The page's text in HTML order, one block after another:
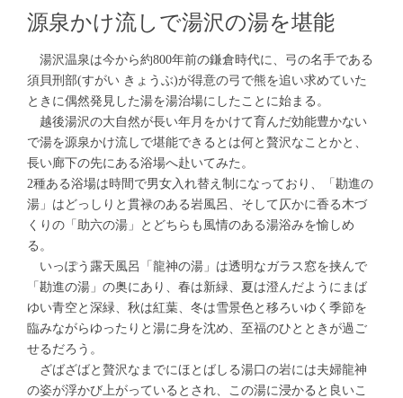
源泉かけ流しで湯沢の湯を堪能
湯沢温泉は今から約800年前の鎌倉時代に、弓の名手である
須貝刑部(すがい きょうぶ)が得意の弓で熊を追い求めていた
ときに偶然発見した湯を湯治場にしたことに始まる。
越後湯沢の大自然が長い年月をかけて育んだ効能豊かない
で湯を源泉かけ流しで堪能できるとは何と贅沢なことかと、
長い廊下の先にある浴場へ赴いてみた。
2種ある浴場は時間で男女入れ替え制になっており、「勘進の
湯」はどっしりと貫禄のある岩風呂、そして仄かに香る木づ
くりの「助六の湯」とどちらも風情のある湯浴みを愉しめ
る。
いっぽう露天風呂「龍神の湯」は透明なガラス窓を挟んで
「勘進の湯」の奥にあり、春は新緑、夏は澄んだようにまば
ゆい青空と深緑、秋は紅葉、冬は雪景色と移ろいゆく季節を
臨みながらゆったりと湯に身を沈め、至福のひとときが過ご
せるだろう。
ざばざばと贅沢なまでにほとばしる湯口の岩には夫婦龍神
の姿が浮かび上がっているとされ、この湯に浸かると良いこ